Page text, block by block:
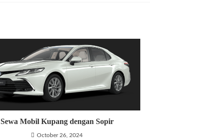
Sewa Mobil Kupang dengan Sopir
October 26, 2024